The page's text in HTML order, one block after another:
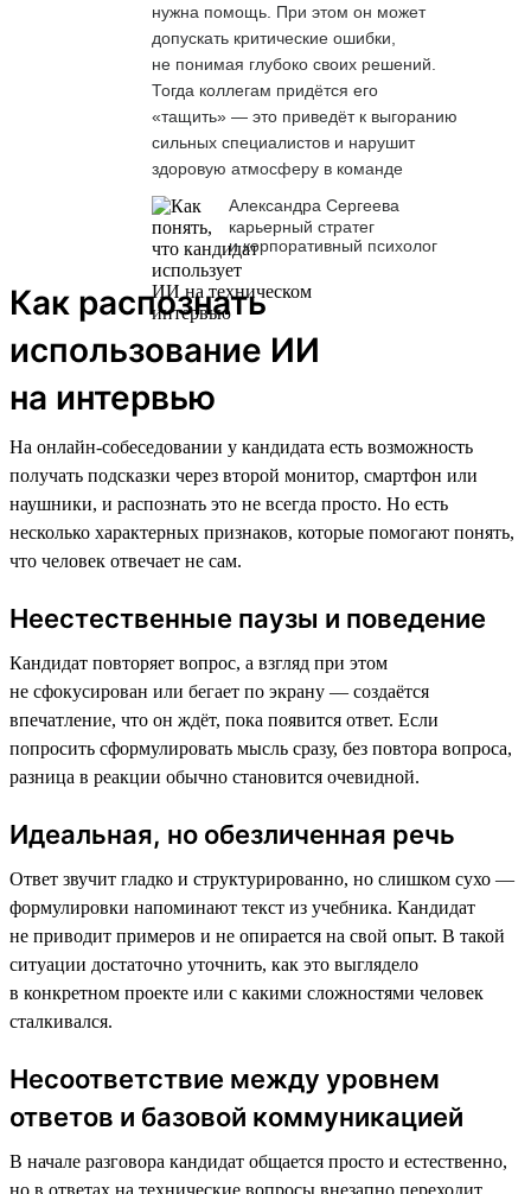
нужна помощь. При этом он может
допускать критические ошибки,
не понимая глубоко своих решений.
Тогда коллегам придётся его
«тащить» — это приведёт к выгоранию
сильных специалистов и нарушит
здоровую атмосферу в команде
Александра Сергеева
карьерный стратег
и корпоративный психолог
Как распознать
использование ИИ
на интервью
На онлайн-собеседовании у кандидата есть возможность
получать подсказки через второй монитор, смартфон или
наушники, и распознать это не всегда просто. Но есть
несколько характерных признаков, которые помогают понять,
что человек отвечает не сам.
Неестественные паузы и поведение
Кандидат повторяет вопрос, а взгляд при этом
не сфокусирован или бегает по экрану — создаётся
впечатление, что он ждёт, пока появится ответ. Если
попросить сформулировать мысль сразу, без повтора вопроса,
разница в реакции обычно становится очевидной.
Идеальная, но обезличенная речь
Ответ звучит гладко и структурированно, но слишком сухо —
формулировки напоминают текст из учебника. Кандидат
не приводит примеров и не опирается на свой опыт. В такой
ситуации достаточно уточнить, как это выглядело
в конкретном проекте или с какими сложностями человек
сталкивался.
Несоответствие между уровнем
ответов и базовой коммуникацией
В начале разговора кандидат общается просто и естественно,
но в ответах на технические вопросы внезапно переходит